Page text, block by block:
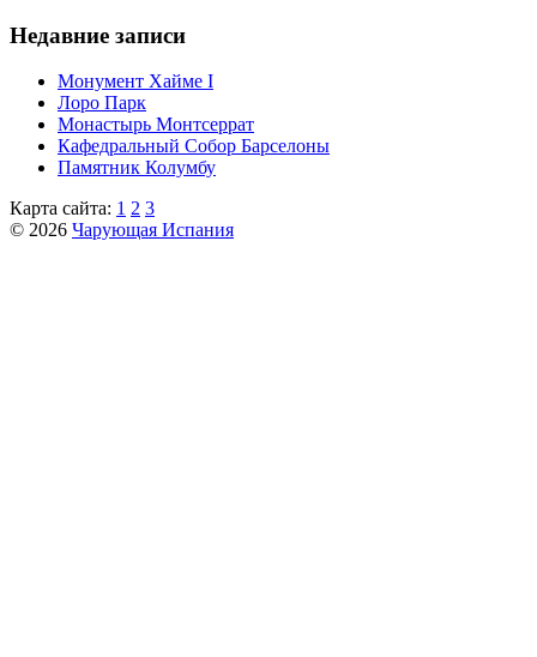
Недавние записи
Монумент Хайме I
Лоро Парк
Монастырь Монтсеррат
Кафeдрaльный Собор Барселоны
Пaмятник Колумбу
Карта сайта: 1 2 3
© 2026 Чарующая Испания